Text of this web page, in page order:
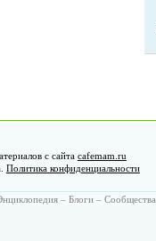
с сайта cafemam.ru
Политика конфиденциальности
– Блоги – Сообщества